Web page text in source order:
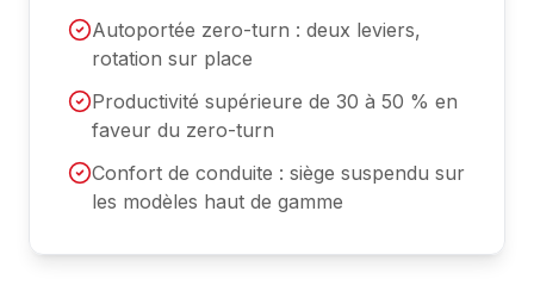
Autoportée zero-turn : deux leviers,
rotation sur place
Productivité supérieure de 30 à 50 % en
faveur du zero-turn
Confort de conduite : siège suspendu sur
les modèles haut de gamme